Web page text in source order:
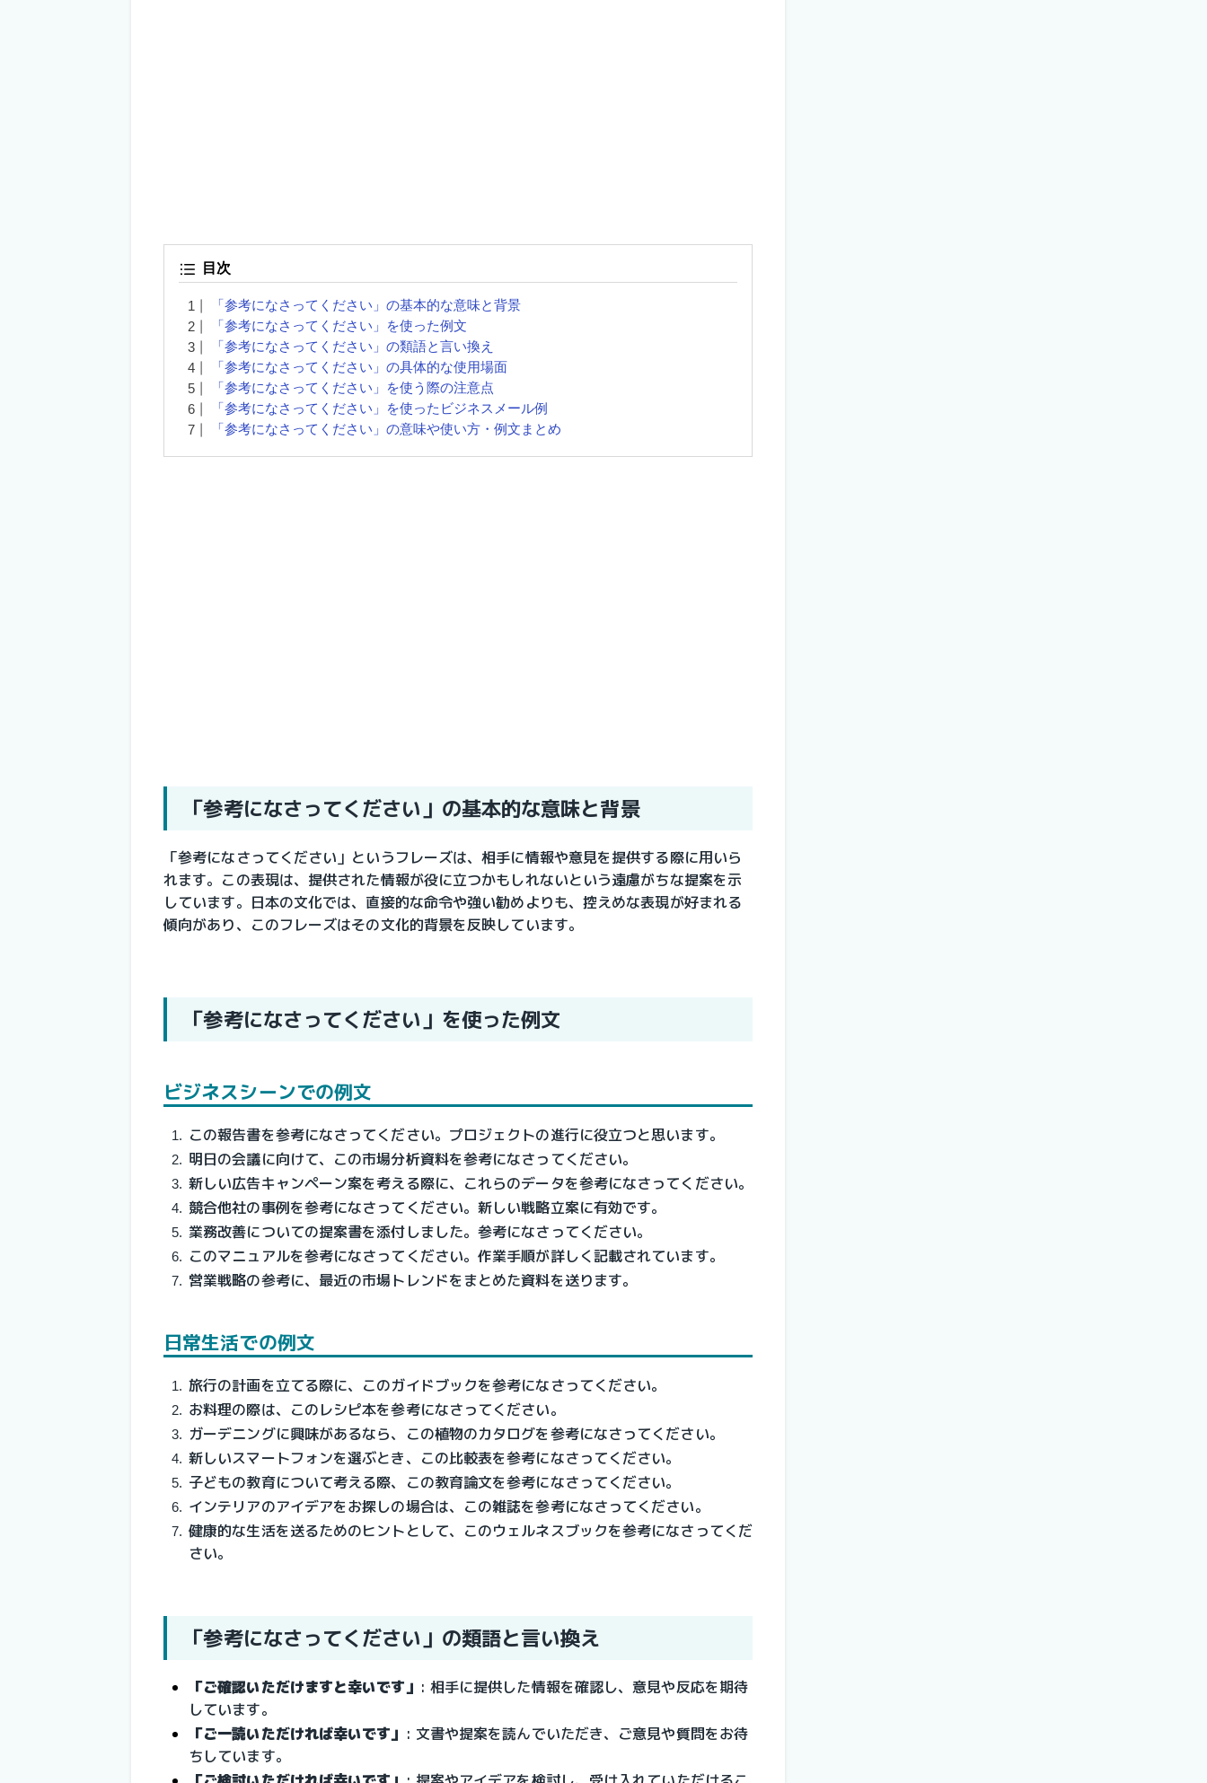
目次
「参考になさってください」の基本的な意味と背景
「参考になさってください」を使った例文
「参考になさってください」の類語と言い換え
「参考になさってください」の具体的な使用場面
「参考になさってください」を使う際の注意点
「参考になさってください」を使ったビジネスメール例
「参考になさってください」の意味や使い方・例文まとめ
「参考になさってください」の基本的な意味と背景
「参考になさってください」というフレーズは、相手に情報や意見を提供する際に用いら
れます。この表現は、提供された情報が役に立つかもしれないという遠慮がちな提案を示
しています。日本の文化では、直接的な命令や強い勧めよりも、控えめな表現が好まれる
傾向があり、このフレーズはその文化的背景を反映しています。
「参考になさってください」を使った例文
ビジネスシーンでの例文
この報告書を参考になさってください。プロジェクトの進行に役立つと思います。
明日の会議に向けて、この市場分析資料を参考になさってください。
新しい広告キャンペーン案を考える際に、これらのデータを参考になさってください。
競合他社の事例を参考になさってください。新しい戦略立案に有効です。
業務改善についての提案書を添付しました。参考になさってください。
このマニュアルを参考になさってください。作業手順が詳しく記載されています。
営業戦略の参考に、最近の市場トレンドをまとめた資料を送ります。
日常生活での例文
旅行の計画を立てる際に、このガイドブックを参考になさってください。
お料理の際は、このレシピ本を参考になさってください。
ガーデニングに興味があるなら、この植物のカタログを参考になさってください。
新しいスマートフォンを選ぶとき、この比較表を参考になさってください。
子どもの教育について考える際、この教育論文を参考になさってください。
インテリアのアイデアをお探しの場合は、この雑誌を参考になさってください。
健康的な生活を送るためのヒントとして、このウェルネスブックを参考になさってくだ
さい。
「参考になさってください」の類語と言い換え
「ご確認いただけますと幸いです」 : 相手に提供した情報を確認し、意見や反応を期待
しています。
「ご一読いただければ幸いです」 : 文書や提案を読んでいただき、ご意見や質問をお待
ちしています。